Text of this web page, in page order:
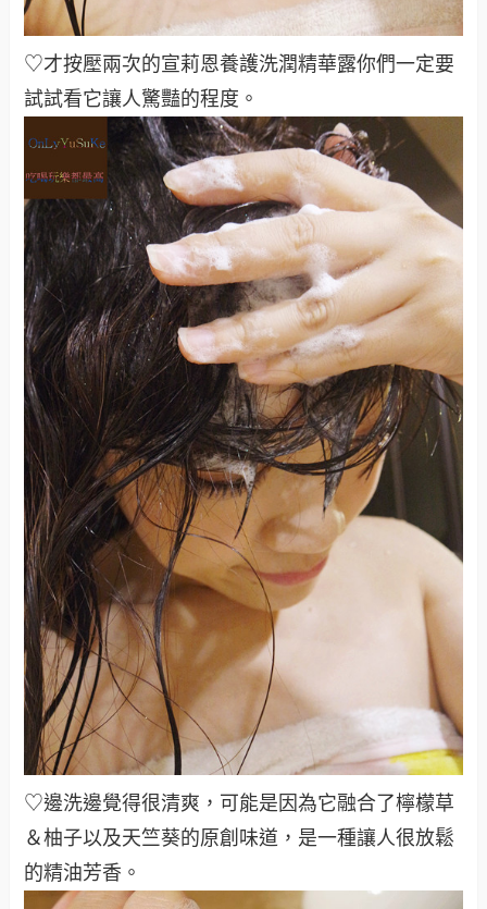
♡才按壓兩次的宣莉恩養護洗潤精華露你們一定要
試試看它讓人驚豔的程度 。
♡邊洗邊覺得很清爽，可能是因為它融合了檸檬草
＆柚子以及天竺葵的原創味道，是一種讓人很放鬆
的精油芳香 。